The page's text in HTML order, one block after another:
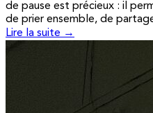
de pause est précieux : il
de prier ensemble, de
Lire la suite →